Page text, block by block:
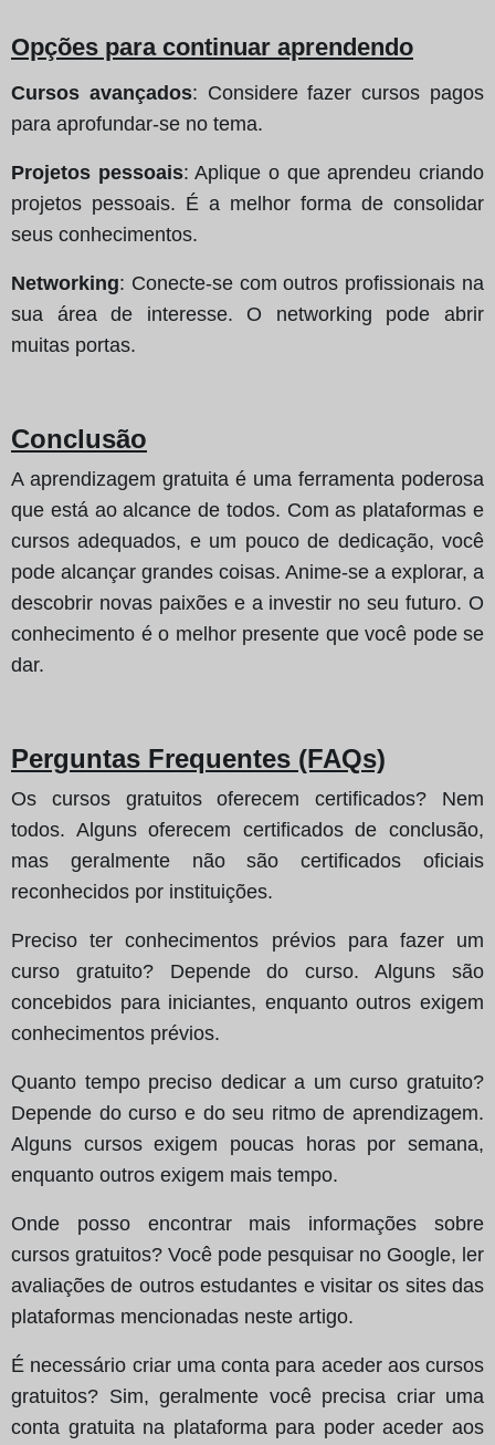
Opções para continuar aprendendo
Cursos avançados: Considere fazer cursos pagos
para aprofundar-se no tema.
Projetos pessoais: Aplique o que aprendeu criando
projetos pessoais. É a melhor forma de consolidar
seus conhecimentos.
Networking: Conecte-se com outros profissionais na
sua área de interesse. O networking pode abrir
muitas portas.
Conclusão
A aprendizagem gratuita é uma ferramenta poderosa
que está ao alcance de todos. Com as plataformas e
cursos adequados, e um pouco de dedicação, você
pode alcançar grandes coisas. Anime-se a explorar, a
descobrir novas paixões e a investir no seu futuro. O
conhecimento é o melhor presente que você pode se
dar.
Perguntas Frequentes (FAQs)
Os cursos gratuitos oferecem certificados? Nem
todos. Alguns oferecem certificados de conclusão,
mas geralmente não são certificados oficiais
reconhecidos por instituições.
Preciso ter conhecimentos prévios para fazer um
curso gratuito? Depende do curso. Alguns são
concebidos para iniciantes, enquanto outros exigem
conhecimentos prévios.
Quanto tempo preciso dedicar a um curso gratuito?
Depende do curso e do seu ritmo de aprendizagem.
Alguns cursos exigem poucas horas por semana,
enquanto outros exigem mais tempo.
Onde posso encontrar mais informações sobre
cursos gratuitos? Você pode pesquisar no Google, ler
avaliações de outros estudantes e visitar os sites das
plataformas mencionadas neste artigo.
É necessário criar uma conta para aceder aos cursos
gratuitos? Sim, geralmente você precisa criar uma
conta gratuita na plataforma para poder aceder aos